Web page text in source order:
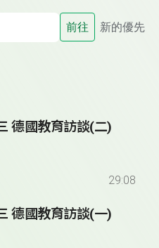
前往 新的優先
德國教育訪談(二)
29:08
德國教育訪談(一)